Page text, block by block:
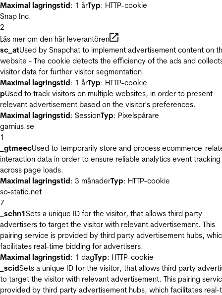
Maximal lagringstid: 1 årTyp: HTTP-cookie
Snap Inc.
2
Läs mer om den här leverantören
sc_atUsed by Snapchat to implement advertisement content on
website - The cookie detects the efficiency of the ads and
visitor data for further visitor segmentation.
Maximal lagringstid: 1 årTyp: HTTP-cookie
pUsed to track visitors on multiple websites, in order to present
relevant advertisement based on the visitor's preferences.
Maximal lagringstid: SessionTyp: Pixelspårare
garnius.se
1
_gtmeecUsed to temporarily store and process ecommerce-
interaction data in order to ensure reliable analytics event tracking
across page loads.
Maximal lagringstid: 3 månaderTyp: HTTP-cookie
sc-static.net
7
_schn1Sets a unique ID for the visitor, that allows third party
advertisers to target the visitor with relevant advertisement. This
pairing service is provided by third party advertisement hubs,
facilitates real-time bidding for advertisers.
Maximal lagringstid: 1 dagTyp: HTTP-cookie
_scidSets a unique ID for the visitor, that allows third party
to target the visitor with relevant advertisement. This pairing
provided by third party advertisement hubs, which facilitates real-